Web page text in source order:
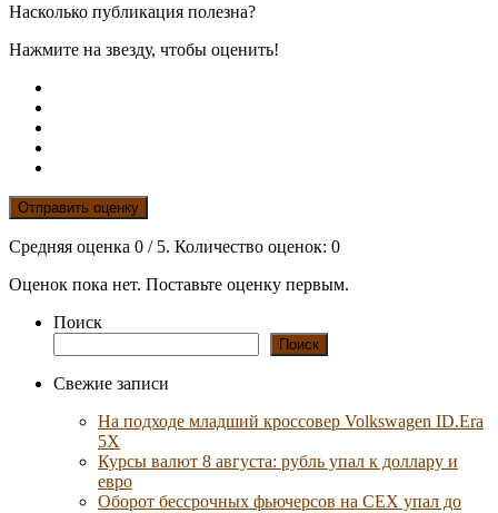
Насколько публикация полезна?
Нажмите на звезду, чтобы оценить!
Отправить оценку
Средняя оценка 0 / 5. Количество оценок: 0
Оценок пока нет. Поставьте оценку первым.
Поиск
Поиск
Свежие записи
На подходе младший кроссовер Volkswagen ID.Era
5X
Курсы валют 8 августа: рубль упал к доллару и
евро
Оборот бессрочных фьючерсов на CEX упал до